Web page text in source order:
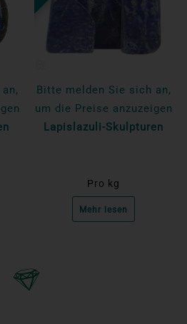
Bitte melden Sie sich an,
um die Preise anzuzeigen
Lapislazuli-Skulpturen
Pro kg
Mehr lesen